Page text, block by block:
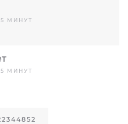
МИНУТ
МИНУТ